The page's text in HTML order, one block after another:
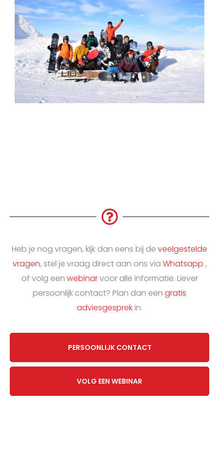
Heb je nog vragen, kijk dan eens bij de veelgestelde
vragen, stel je vraag direct aan ons via Whatsapp ,
of volg een webinarvoor alle informatie. Liever
persoonlijk contact? Plan dan een gratis
adviesgesprek in.
PERSOONLIJK CONTACT
VOLG EEN WEBINAR